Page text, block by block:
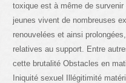
toxique est à même de
jeunes vivent de nombreuses
renouvelées et ainsi
relatives au support. Entre
cette brutalité Obstacles en
Iniquité sexuel Illégitimité